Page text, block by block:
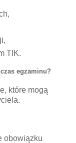
TIK.
egzaminu?
które mogą
obowiązku